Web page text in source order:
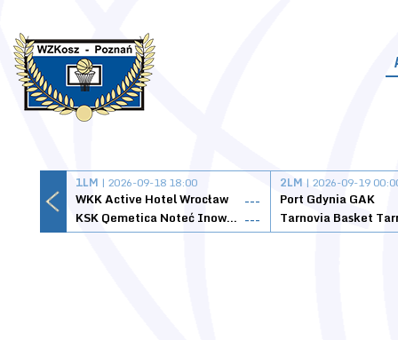
1LM | 2026-09-18 18:00
WKK Active Hotel Wrocław
---
KSK Qemetica Noteć Inowrocław ---
2LM | 2026-09-19
Port Gdynia GAK